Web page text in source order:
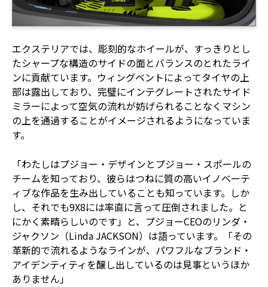
エクステリアでは、彫刻的なホイールが、すっきりとし
たシャープな構造のサイドの面とバランスのとれたライ
ンに貢献ています。ウィングベントによってタイヤの上
部は露出しており、完璧にインテグレートされたサイド
ミラーによって空気の流れが妨げられることなくマシン
の上を通過することがイメージされるようになっていま
す。
「わたしはプジョー・デザインとプジョー・スポールの
チームを知っており、彼らはつねに質の高いイノベーテ
ィブな作品を生み出していることも知っています。しか
し、それでも9X8には率直に言って圧倒されました。と
にかく素晴らしいのです」と、プジョーCEOのリンダ・
ジャクソン（Linda JACKSON）は語っています。「その
革新的で流れるようなラインが、パワフルなブランド・
アイデンティティを醸し出しているのは見事というほか
ありません」